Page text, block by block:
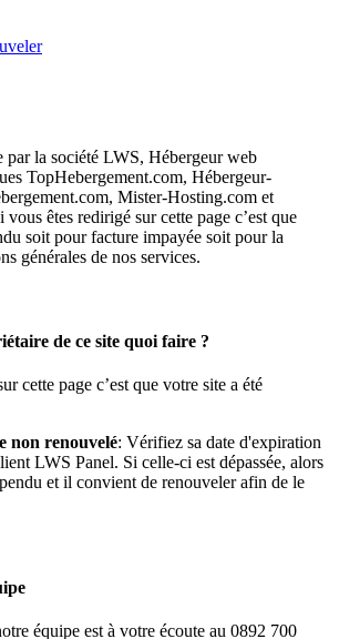
par la société LWS, Hébergeur web
TopHebergement.com, Hébergeur-
Mister-Hosting.com et
êtes redirigé sur cette page c’est que
soit pour facture impayée soit pour la
générales de nos services.
de ce site quoi faire ?
cette page c’est que votre site a été
non renouvelé: Vérifiez sa date d'expiration
LWS Panel. Si celle-ci est dépassée, alors
et il convient de renouveler afin de le
équipe est à votre écoute au 0892 700